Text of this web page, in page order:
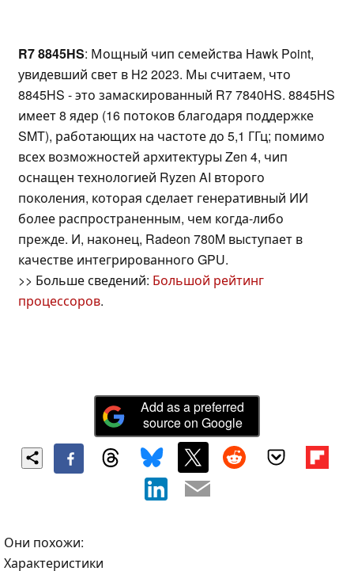
R7 8845HS: Мощный чип семейства Hawk Point,
увидевший свет в H2 2023. Мы считаем, что
8845HS - это замаскированный R7 7840HS. 8845HS
имеет 8 ядер (16 потоков благодаря поддержке
SMT), работающих на частоте до 5,1 ГГц; помимо
всех возможностей архитектуры Zen 4, чип
оснащен технологией Ryzen AI второго
поколения, которая сделает генеративный ИИ
более распространенным, чем когда-либо
прежде. И, наконец, Radeon 780M выступает в
качестве интегрированного GPU.
>> Больше сведений: Большой рейтинг
процессоров.
Add as a preferred
source on Google
Они похожи:
Характеристики